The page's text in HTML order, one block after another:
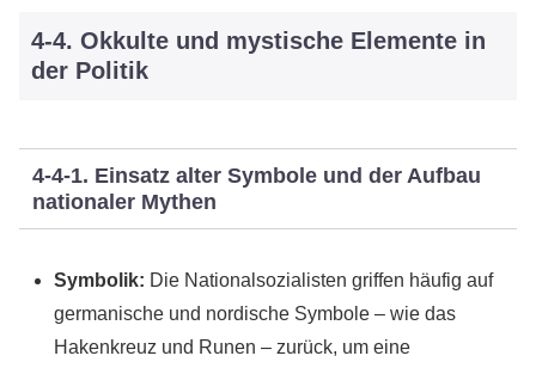
4-4. Okkulte und mystische Elemente in
der Politik
4-4-1. Einsatz alter Symbole und der Aufbau
nationaler Mythen
Symbolik: Die Nationalsozialisten griffen häufig auf
germanische und nordische Symbole – wie das
Hakenkreuz und Runen – zurück, um eine